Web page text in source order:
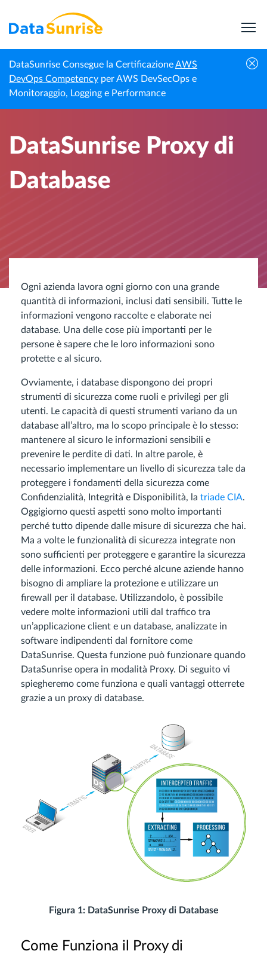
DataSunrise Consegue la CertificazioneAWS
DevOps Competency per AWS DevSecOps e
Monitoraggio, Logging e Performance
Homepage Notizie Professionali DataSunrise Proxy di Database
DataSunrise Proxy di
Database
Ogni azienda lavora ogni giorno con una grande
quantità di informazioni, inclusi dati sensibili. Tutte le
informazioni vengono raccolte e elaborate nei
database. Una delle cose più importanti per le
persone è sapere che le loro informazioni sono
protette e al sicuro.
Ovviamente, i database dispongono dei propri
strumenti di sicurezza come ruoli e privilegi per gli
utenti. Le capacità di questi strumenti variano da un
database all’altro, ma lo scopo principale è lo stesso:
mantenere al sicuro le informazioni sensibili e
prevenire le perdite di dati. In altre parole, è
necessario implementare un livello di sicurezza tale da
proteggere i fondamenti della sicurezza come
Confidenzialità, Integrità e Disponibilità, la triade CIA.
Oggigiorno questi aspetti sono molto importanti
perché tutto dipende dalle misure di sicurezza che hai.
Ma a volte le funzionalità di sicurezza integrate non
sono sufficienti per proteggere e garantire la sicurezza
delle informazioni. Ecco perché alcune aziende hanno
bisogno di ampliare la protezione e utilizzare un
firewall per il database. Utilizzandolo, è possibile
vedere molte informazioni utili dal traffico tra
un’applicazione client e un database, analizzate in
software indipendenti dal fornitore come
DataSunrise. Questa funzione può funzionare quando
DataSunrise opera in modalità Proxy. Di seguito vi
spiegheremo come funziona e quali vantaggi otterrete
grazie a un proxy di database.
Figura 1: DataSunrise Proxy di Database
Come Funziona il Proxy di